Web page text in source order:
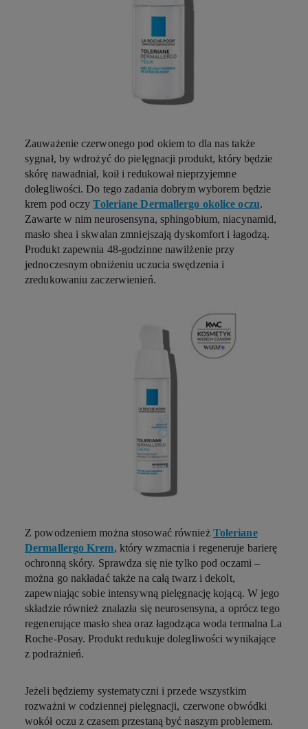
Zauważenie czerwonego pod okiem to dla nas także
sygnał, by wdrożyć do pielęgnacji produkt, który będzie
skórę nawadniał, koił i redukował nieprzyjemne
dolegliwości. Do tego zadania dobrym wyborem będzie
krem pod oczyToleriane Dermallergo okolice oczu.
Zawarte w nim neurosensyna, sphingobium, niacynamid,
masło shea i skwalan zmniejszają dyskomfort i łagodzą.
Produkt zapewnia 48-godzinne nawilżenie przy
jednoczesnym obniżeniu uczucia swędzenia i
zredukowaniu zaczerwienień.
Z powodzeniem można stosować również Toleriane
Dermallergo Krem, który wzmacnia i regeneruje barierę
ochronną skóry. Sprawdza się nie tylko pod oczami –
można go nakładać także na całą twarz i dekolt,
zapewniając sobie intensywną pielęgnację kojącą. W jego
składzie również znalazła się neurosensyna, a oprócz tego
regenerujące masło shea oraz łagodząca woda termalna La
Roche-Posay. Produkt redukuje dolegliwości wynikające
z podrażnień.
Jeżeli będziemy systematyczni i przede wszystkim
rozważni w codziennej pielęgnacji, czerwone obwódki
wokół oczu z czasem przestaną być naszym problemem.